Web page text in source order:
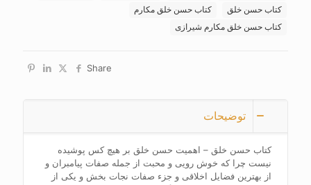
کتاب حسن خلق
کتاب حسن خلق مکارم
کتاب حسن خلق مکارم شیرازی
Share
توضیحات
کتاب حسن خلق – اهمیت حسن خلق بر هیچ کس پوشیده
نیست چرا که خوش رویی و محبت از جمله صفات پیامبران و
از بهترین فضایل اخلاقی و جزء صفات نجات بخش و یکی از